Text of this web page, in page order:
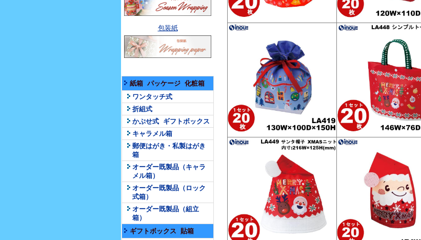
包装紙
紙箱 パッケージ 化粧箱
ワンタッチ式
折組式
かぶせ式 ギフトボックス
キャラメル箱
郵便はがき・私製はがき
箱
オーダー既製品（キャラ
メル箱）
オーダー既製品（ロック
式箱）
オーダー既製品（組立
箱）
ギフトボックス 貼箱